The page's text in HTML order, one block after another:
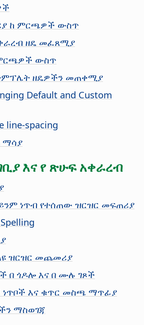
ከ ምርጫዎች ውስጥ
ዘዴ መፈጸሚያ
ውስጥ
ዘዴዎችን መጠቀሚያ
Default and Custom
line-spacing
እና የ ጽሁፍ አቀራረብ
ነጥብ የተሰጠው ዝርዝር መፍጠሪያ
ዝርዝር መጨመሪያ
በ ጎዶሎ እና በ ሙሉ ገጾች
ነጥቦች እና ቁጥር መስጫ ማጥፊያ
ማስወገጃ